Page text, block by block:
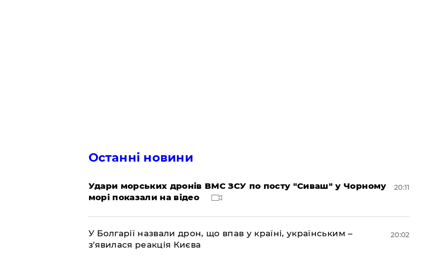
Останні новини
Удари морських дронів ВМС ЗСУ по посту "Сиваш" у Чорному
морі показали на відео
20:11
У Болгарії назвали дрон, що впав у країні, українським –
з'явилася реакція Києва
20:02